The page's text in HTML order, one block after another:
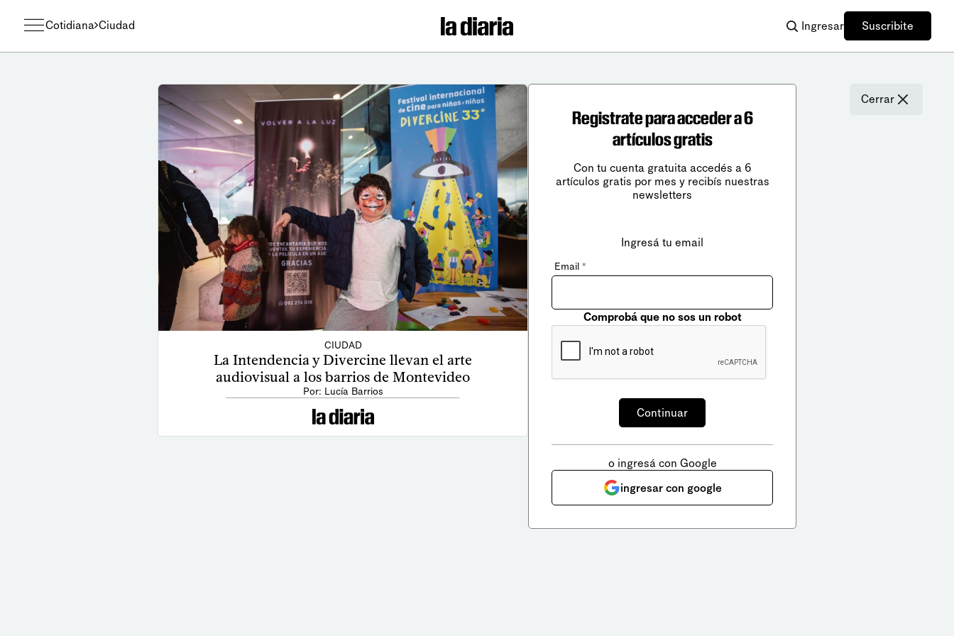
Cotidiana Ciudad Ingresar Suscribite
CIUDAD
La Intendencia y Divercine llevan el arte
audiovisual a los barrios de Montevideo
Por: Lucía Barrios
Cerrar
Registrate para acceder a 6
artículos gratis
Con tu cuenta gratuita accedés a 6
artículos gratis por mes y recibís nuestras
newsletters
Ingresá tu email
Email *
Comprobá que no sos un robot
o ingresá con Google
ingresar con google